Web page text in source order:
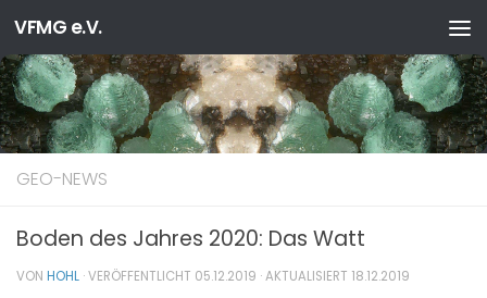
Zum Inhalt springen
VFMG e.V.
GEO-NEWS
Boden des Jahres 2020: Das Watt
VON HOHL · VERÖFFENTLICHT 05.12.2019 · AKTUALISIERT 18.12.2019